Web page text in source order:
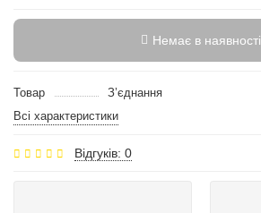
Немає в наявності
Товар
З’єднання
Всі характеристики
Відгуків: 0